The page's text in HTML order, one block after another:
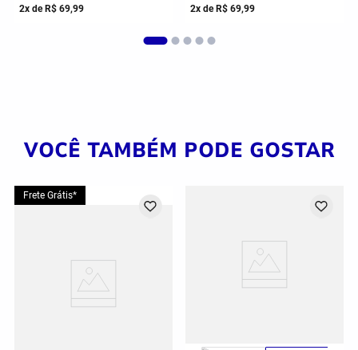
2x deR$ 69,99 2x deR$ 69,99
VOCÊ TAMBÉM PODE GOSTAR
Frete Grátis*